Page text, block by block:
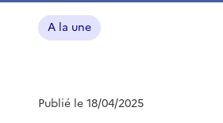
A la une
Publié le 18/04/2025